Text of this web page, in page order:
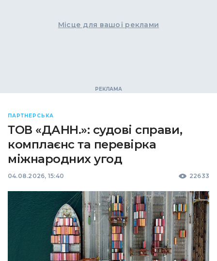
Місце для вашої реклами
ПАРТНЕРСЬКА
ТОВ «ДАНН.»: судові справи,
комплаєнс та перевірка
міжнародних угод
04.08.2026, 15:40 22633